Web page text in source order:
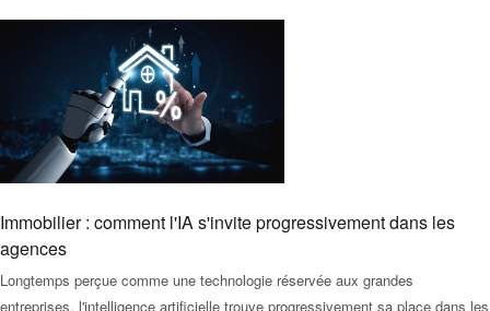
Immobilier : comment l'IA s'invite progressivement dans les
agences
Longtemps perçue comme une technologie réservée aux grandes
entreprises, l'intelligence artificielle trouve progressivement sa place dans les